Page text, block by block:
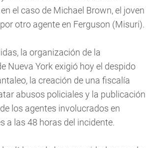
el caso de Michael Brown, el joven
otro agente en Ferguson (Misuri).
la organización de la
Nueva York exigió hoy el despido
la creación de una fiscalía
abusos policiales y la publicación
los agentes involucrados en
a las 48 horas del incidente.